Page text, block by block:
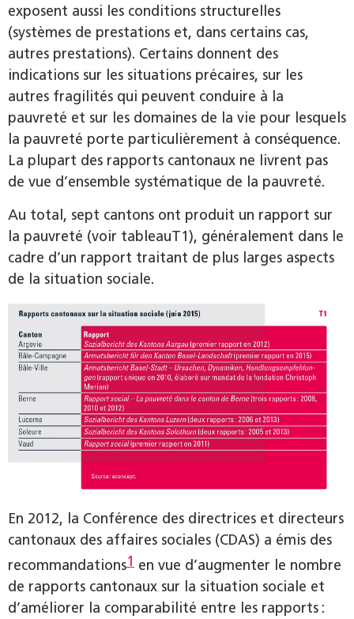
exposent aussi les conditions structurelles
(systèmes de prestations et, dans certains cas,
autres prestations). Certains donnent des
indications sur les situations précaires, sur les
autres fragilités qui peuvent conduire à la
pauvreté et sur les domaines de la vie pour lesquels
la pauvreté porte particulièrement à conséquence.
La plupart des rapports cantonaux ne livrent pas
de vue d’ensemble systématique de la pauvreté.
Au total, sept cantons ont produit un rapport sur
la pauvreté (voir tableauT1), généralement dans le
cadre d’un rapport traitant de plus larges aspects
de la situation sociale.
En 2012, la Conférence des directrices et directeurs
cantonaux des affaires sociales (CDAS) a émis des
recommandations1 en vue d’augmenter le nombre
de rapports cantonaux sur la situation sociale et
d’améliorer la comparabilité entre les rapports :